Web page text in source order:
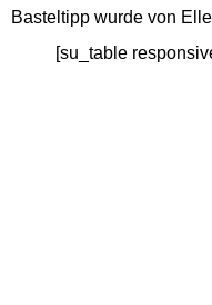
Basteltipp wurde von
[su_table